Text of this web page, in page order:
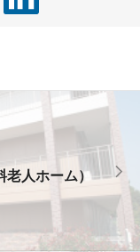
老人ホーム）